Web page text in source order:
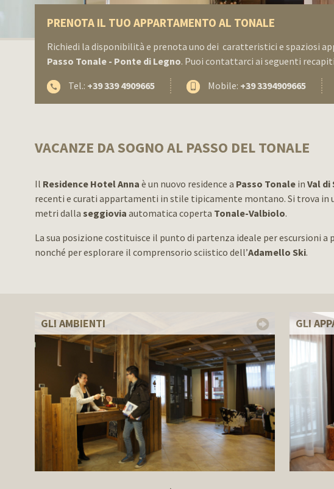
PRENOTA IL TUO APPARTAMENTO AL TONALE
Richiedi la disponibilità e prenota uno dei caratteristici e spaziosi
Passo Tonale - Ponte di Legno. Puoi contattarci ai seguenti
Tel.: +39 339 4909665 Mobile: +39 3394909665
VACANZE DA SOGNO AL PASSO DEL TONALE
Il Residence Hotel Anna è un nuovo residence a Passo Tonale in Val di
recenti e curati appartamenti in stile tipicamente montano. Si trova in
metri dalla seggiovia automatica coperta Tonale-Valbiolo.
La sua posizione costituisce il punto di partenza ideale per escursioni
nonché per esplorare il comprensorio sciistico dell’Adamello Ski.
GLI AMBIENTI GLI